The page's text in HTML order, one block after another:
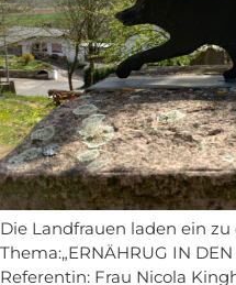
Die Landfrauen laden ein
Thema:„ERNÄHRUG IN
Referentin: Frau Nicola